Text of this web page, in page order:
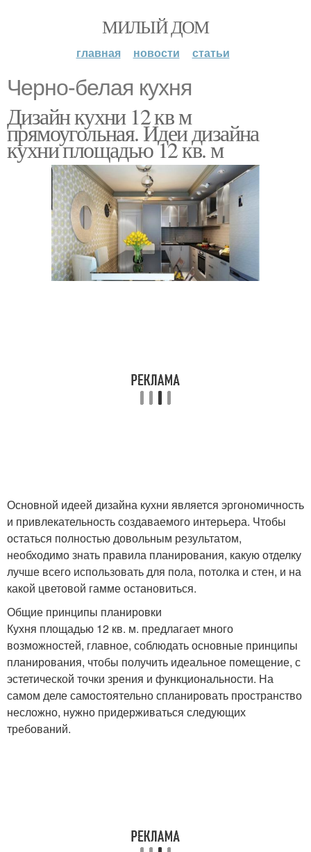
МИЛЫЙ ДОМ
главная новости статьи
Черно-белая кухня
Дизайн кухни 12 кв м
прямоугольная. Идеи дизайна
кухни площадью 12 кв. м
Основной идеей дизайна кухни является эргономичность
и привлекательность создаваемого интерьера. Чтобы
остаться полностью довольным результатом,
необходимо знать правила планирования, какую отделку
лучше всего использовать для пола, потолка и стен, и на
какой цветовой гамме остановиться.
Общие принципы планировки
Кухня площадью 12 кв. м. предлагает много
возможностей, главное, соблюдать основные принципы
планирования, чтобы получить идеальное помещение, с
эстетической точки зрения и функциональности. На
самом деле самостоятельно спланировать пространство
несложно, нужно придерживаться следующих
требований.